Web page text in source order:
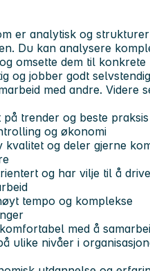
er analytisk og
Du kan analysere
omsette dem til konkrete
og jobber godt
med andre. Videre
på trender og beste
og økonomi
kvalitet og deler gjerne
og har vilje til å drive
tempo og komplekse
med å
ulike nivåer i